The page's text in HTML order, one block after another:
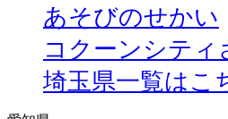
あそびのせかい
コクーンシティ
埼玉県一覧はこ